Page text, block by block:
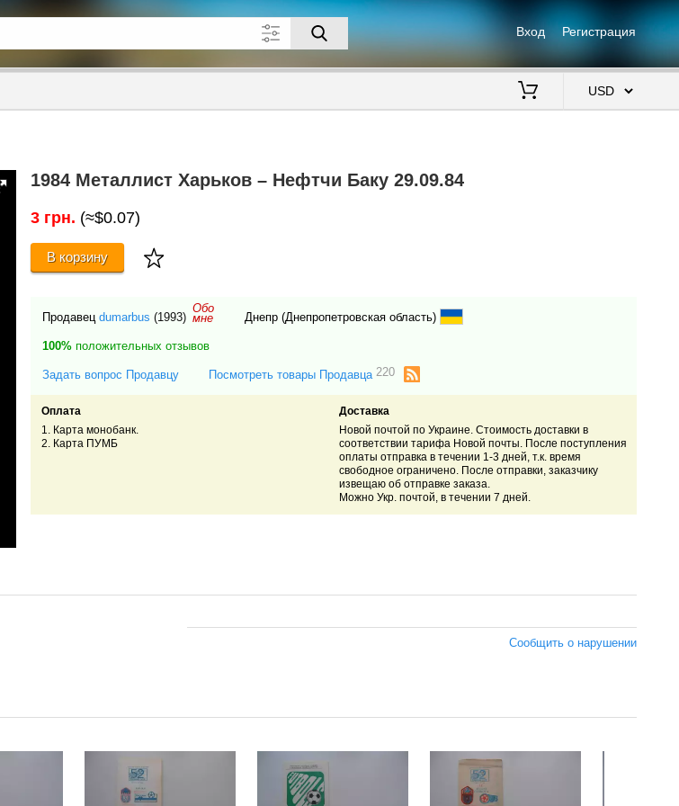
Вход Регистрация
1984 Металлист Харьков – Нефтчи Баку 29.09.84
3 грн. (≈$0.07)
В корзину
Продавец dumarbus (1993)
Обо
мне Днепр (Днепропетровская область)
100% положительных отзывов
Задать вопрос Продавцу Посмотреть товары Продавца 220
Оплата
1. Карта монобанк.
2. Карта ПУМБ
Доставка
Новой почтой по Украине. Стоимость доставки в
соответствии тарифа Новой почты. После поступления
оплаты отправка в течении 1-3 дней, т.к. время
свободное ограничено. После отправки, заказчику
извещаю об отправке заказа.
Можно Укр. почтой, в течении 7 дней.
Сообщить о нарушении